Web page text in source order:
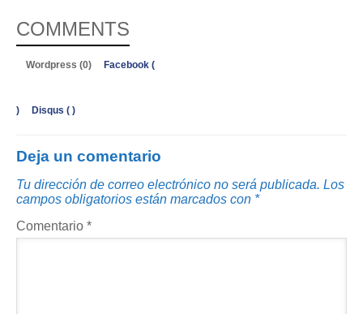
COMMENTS
Wordpress (0) Facebook (
) Disqus ( )
Deja un comentario
Tu dirección de correo electrónico no será publicada. Los
campos obligatorios están marcados con *
Comentario *